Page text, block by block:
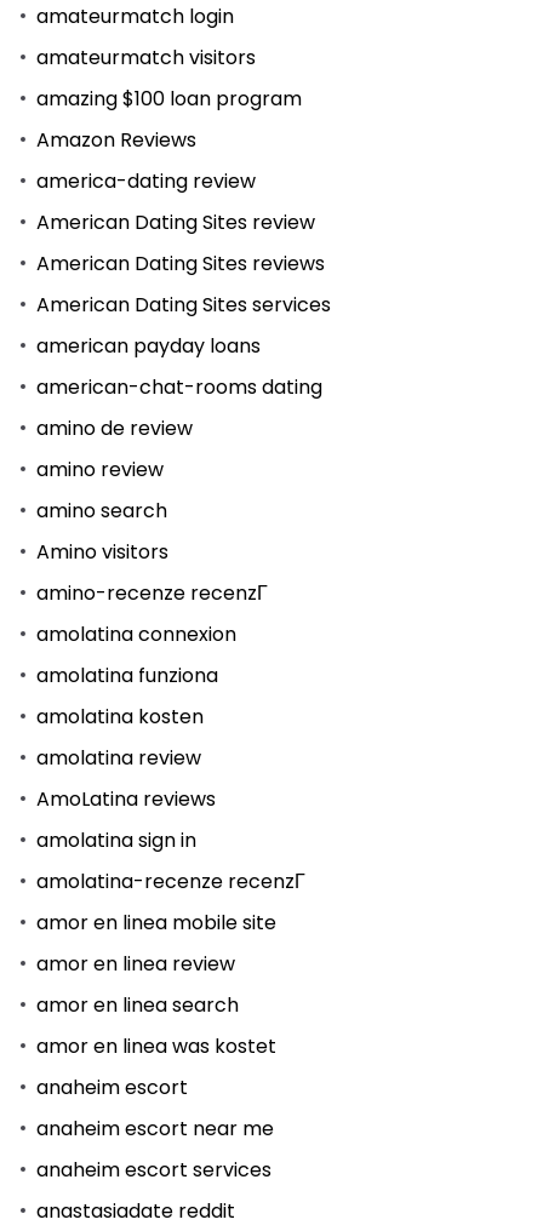
amateurmatch login
amateurmatch visitors
amazing $100 loan program
Amazon Reviews
america-dating review
American Dating Sites review
American Dating Sites reviews
American Dating Sites services
american payday loans
american-chat-rooms dating
amino de review
amino review
amino search
Amino visitors
amino-recenze recenzГ­
amolatina connexion
amolatina funziona
amolatina kosten
amolatina review
AmoLatina reviews
amolatina sign in
amolatina-recenze recenzГ­
amor en linea mobile site
amor en linea review
amor en linea search
amor en linea was kostet
anaheim escort
anaheim escort near me
anaheim escort services
anastasiadate reddit